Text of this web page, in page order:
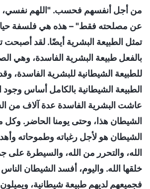
من أجل أنفسهم فحسب. "اللهم نفسي،
عن مصلحته فقط" – هذه هي فلسفة
تمثل الطبيعة البشرية أيضًا. لقد أصبحت
بالفعل طبيعة البشرية الفاسدة، وهي
للطبيعة الشيطانية للبشرية الفاسدة،
الطبيعة الشيطانية بالكامل أساس وجود
عاشت البشرية الفاسدة عدة آلاف من
الشيطان هذا، وحتى يومنا الحاضر. وكل
الشيطان هو لأجل رغباته وطموحاته
الله، والتحرر من الله، والسيطرة على
خلقها الله. واليوم، أفسد الشيطان
فجميعهم لديهم طبيعة شيطانية، ويميلون